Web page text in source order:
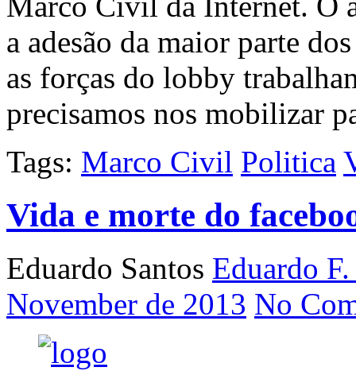
a adesão da maior parte
as forças do lobby
precisamos nos mobilizar
Tags: Marco Civil Politica
Vida e morte do
Eduardo Santos Eduardo
November de 2013 No